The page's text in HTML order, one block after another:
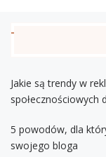
Jakie są trendy w
społecznościowych
5 powodów, dla
swojego bloga